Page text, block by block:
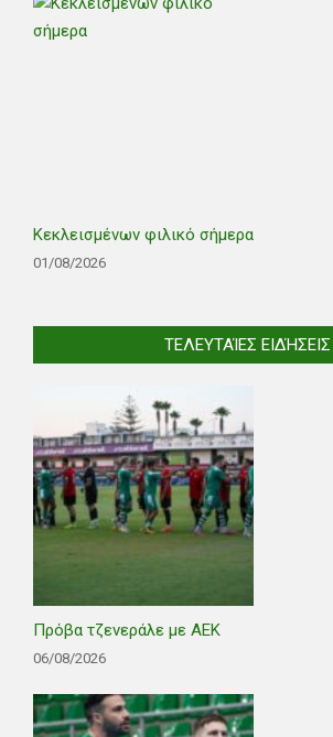
Κεκλεισμένων φιλικό σήμερα
01/08/2026
ΤΕΛΕΥΤΑΊΕΣ ΕΙΔΉΣΕΙΣ
Πρόβα τζενεράλε με ΑΕΚ
06/08/2026